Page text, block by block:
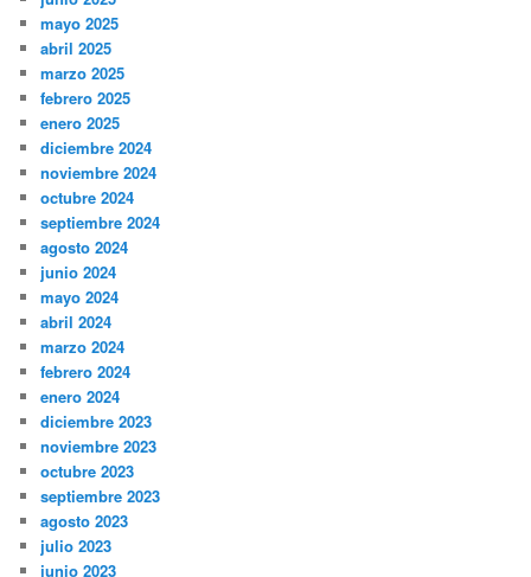
mayo 2025
abril 2025
marzo 2025
febrero 2025
enero 2025
diciembre 2024
noviembre 2024
octubre 2024
septiembre 2024
agosto 2024
junio 2024
mayo 2024
abril 2024
marzo 2024
febrero 2024
enero 2024
diciembre 2023
noviembre 2023
octubre 2023
septiembre 2023
agosto 2023
julio 2023
junio 2023